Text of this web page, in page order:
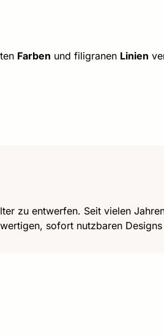
Farben und filigranen Linien
zu entwerfen. Seit vielen
sofort nutzbaren